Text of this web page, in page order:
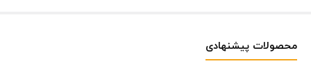
محصولات پیشنهادی